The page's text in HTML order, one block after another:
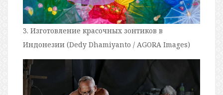
3. Изготовление красочных зонтиков в
Индонезии (Dedy Dhamiyanto / AGORA Images)